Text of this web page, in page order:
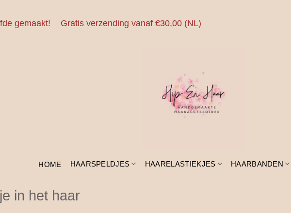
gemaakt! Gratis verzending vanaf €30,00 (NL)
HOME HAARSPELDJES HAARELASTIEKJES HAARBANDEN
in het haar